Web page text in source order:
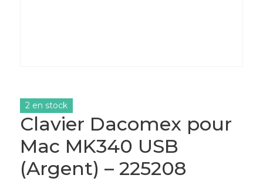
Clavier Dacomex pour
Mac MK340 USB
(Argent) – 225208
2 en stock